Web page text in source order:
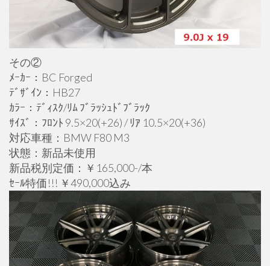
その②
ﾒｰｶｰ：BC Forged
ﾃﾞｻﾞｲﾝ：HB27
ｶﾗｰ：ﾃﾞｨｽｸ/ﾘﾑ ﾌﾞﾗｯｼｭﾄﾞﾌﾞﾗｯｸ
ｻｲｽﾞ：ﾌﾛﾝﾄ 9.5×20(+26) / ﾘｱ 10.5×20(+36)
対応車種：BMW F80 M3
状態：新品未使用
新品税別定価：￥165,000-/本
ｾｰﾙ特価!!! ￥490,000込み